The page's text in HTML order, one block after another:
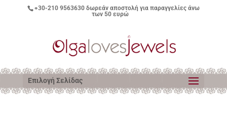
+30-210 9563630δωρεάν αποστολή για παραγγελίες άνω
των 50 ευρώ
Επιλογή Σελίδας